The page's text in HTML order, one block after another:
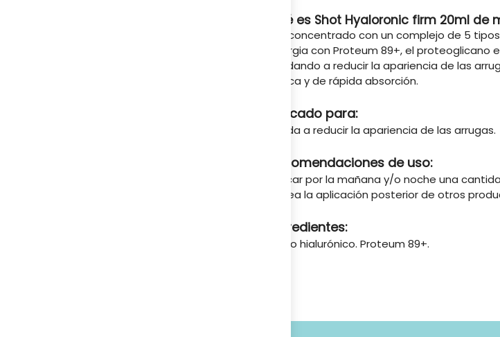
Qué es Shot Hyaloronic firm 20ml de
Gel concentrado con un complejo de 5
sinergia con Proteum 89+, el
ayudando a reducir la apariencia de las
fresca y de rápida absorción.
Indicado para:
Ayuda a reducir la apariencia de las arrugas.
Recomendaciones de uso:
Aplicar por la mañana y/o noche una
desea la aplicación posterior de otros
Ingredientes:
Ácido hialurónico. Proteum 89+.